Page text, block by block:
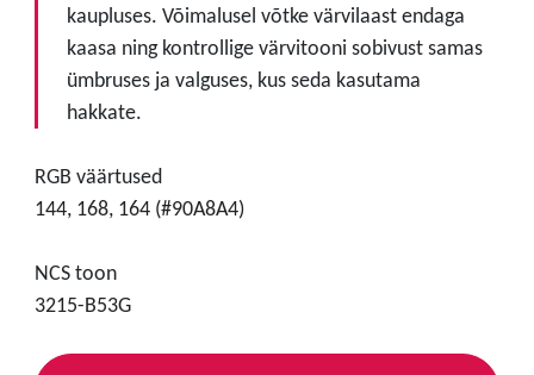
kaupluses. Võimalusel võtke värvilaast endaga
kaasa ning kontrollige värvitooni sobivust samas
ümbruses ja valguses, kus seda kasutama
hakkate.
RGB väärtused
144, 168, 164 (#90A8A4)
NCS toon
3215-B53G